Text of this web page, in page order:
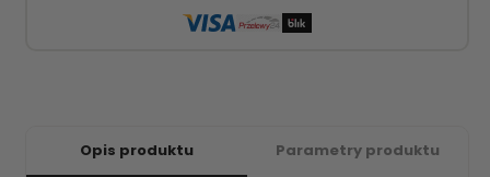
Opis produktu Parametry produktu